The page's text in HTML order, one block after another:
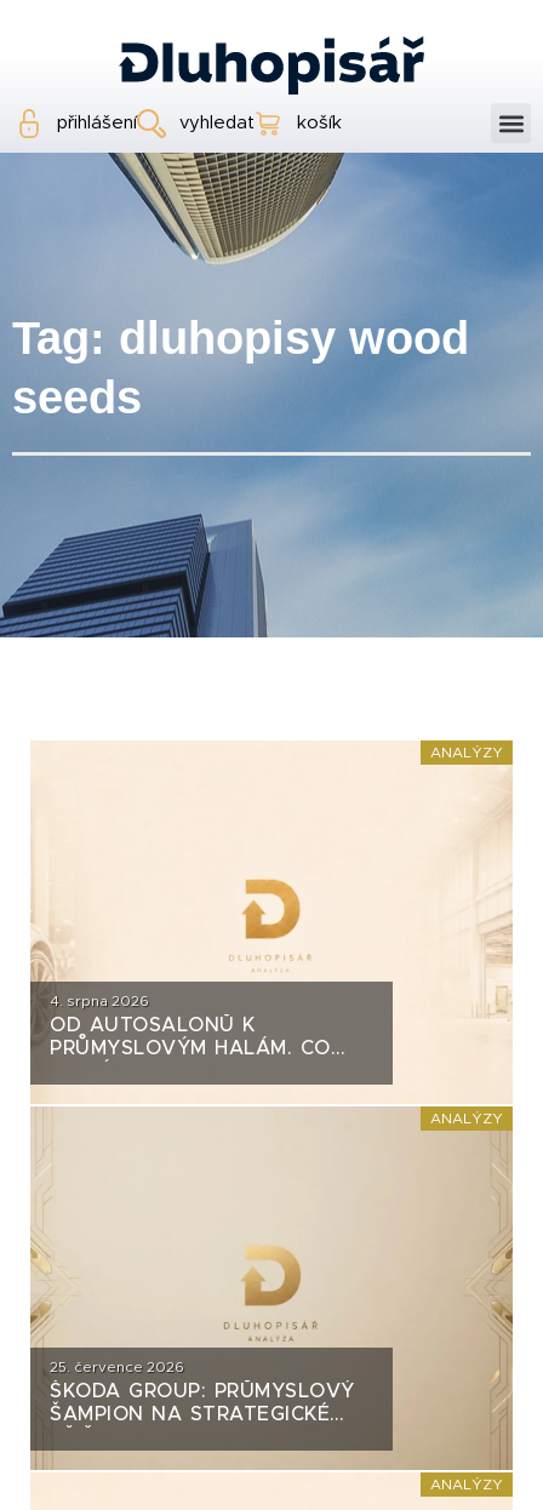
přihlášení vyhledat košík
Tag: dluhopisy wood
seeds
ANALÝZY
4. srpna 2026
OD AUTOSALONŮ K
PRŮMYSLOVÝM HALÁM. CO
ANALÝZY
25. července 2026
ŠKODA GROUP: PRŮMYSLOVÝ
ŠAMPION NA STRATEGICKÉ
ANALÝZY